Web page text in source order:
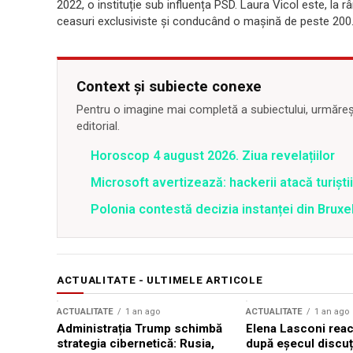
2022, o instituție sub influența PSD. Laura Vicol este, la
ceasuri exclusiviste și conducând o mașină de peste
Context și subiecte conexe
Pentru o imagine mai completă a subiectului,
editorial.
Horoscop 4 august 2026. Ziua revelațiilor
Microsoft avertizează: hackerii atacă
Polonia contestă decizia instanței din
ACTUALITATE - ULTIMELE ARTICOLE
ACTUALITATE 1 an ago
Administrația Trump schimbă
strategia cibernetică: Rusia,
ACTUALITATE 1 an ago
Elena Lasconi
după eșecul